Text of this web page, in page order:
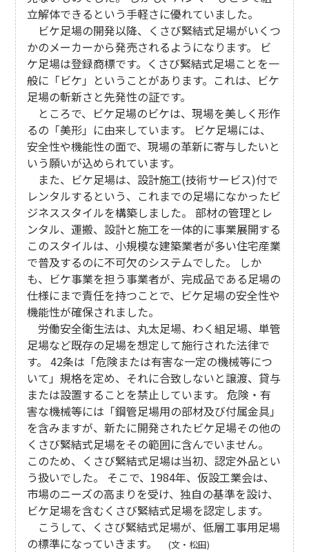
立解体できるという手軽さに優れていました。
ビケ足場の開発以降、くさび緊結式足場がいくつ
かのメーカーから発売されるようになります。 ビ
ケ足場は登録商標です。くさび緊結式足場ことを一
般に「ビケ」ということがあります。これは、ビケ
足場の斬新さと先発性の証です。
ところで、ビケ足場のビケは、現場を美しく形作
るの「美形」に由来しています。 ビケ足場には、
安全性や機能性の面で、現場の革新に寄与したいと
いう願いが込められています。
また、ビケ足場は、設計施工(技術サービス)付で
レンタルするという、これまでの足場になかったビ
ジネススタイルを構築しました。 部材の管理とレ
ンタル、運搬、設計と施工を一体的に事業展開する
このスタイルは、小規模な建築業者が多い住宅産業
で普及するのに不可欠のシステムでした。 しか
も、ビケ事業を担う事業者が、完成品である足場の
仕様にまで責任を持つことで、ビケ足場の安全性や
機能性が確保されました。
労働安全衛生法は、丸太足場、わく組足場、単管
足場など既存の足場を想定して施行された法律で
す。 42条は「危険または有害な一定の機械等につ
いて」規格を定め、それに合致しないと譲渡、貸与
または設置することを禁止しています。 危険・有
害な機械等には「鋼管足場用の部材及び付属金具」
を含みますが、新たに開発されたビケ足場その他の
くさび緊結式足場をその範囲に含んでいません。
このため、くさび緊結式足場は当初、認定外品とい
う扱いでした。 そこで、1984年、仮設工業会は、
市場のニーズの高まりを受け、独自の基準を設け、
ビケ足場を含むくさび緊結式足場を認定します。
こうして、くさび緊結式足場が、低層工事用足場
の標準になっていきます。(文・松田)